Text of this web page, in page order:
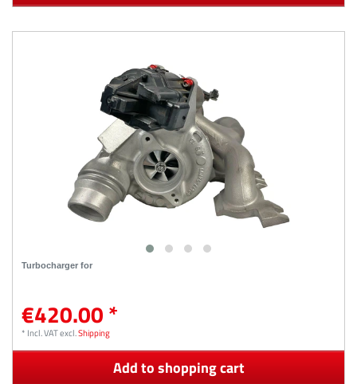
Turbocharger for
€420.00 *
* Incl. VATexcl.Shipping
Add to shopping cart